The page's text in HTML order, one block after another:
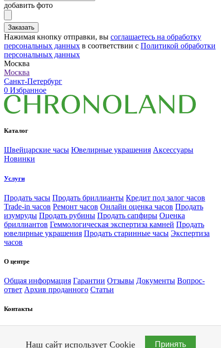
добавить фото
Заказать
Нажимая кнопку отправки, вы соглашаетесь на обработку
персональных данных в соответствии с Политикой обработки
персональных данных
Москва
Москва
Санкт-Петербург
0 Избранное
Каталог
Швейцарские часы Ювелирные украшения Аксессуары
Новинки
Услуги
Продать часы Продать бриллианты Кредит под залог часов
Trade-in часов Ремонт часов Онлайн оценка часов Продать
изумруды Продать рубины Продать сапфиры Оценка
бриллиантов Геммологическая экспертиза камней Продать
ювелирные украшения Продать старинные часы Экспертиза
часов
О центре
Общая информация Гарантии Отзывы Документы Вопрос-
ответ Архив проданного Статьи
Контакты
Москва Санкт-Петербург
Москва, Кутузовский проспект дом 26, корпус 1
Наш сайт использует Cookie Принять